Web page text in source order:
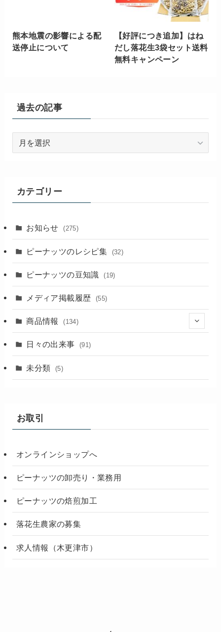
熊本地震の影響による配
送停止について
【好評につき追加】はね
だし落花生3袋セット送料
無料キャンペーン
過去の記事
カテゴリー
お知らせ (275)
ピーナッツのレシピ集 (32)
ピーナッツの豆知識 (19)
メディア掲載履歴 (55)
商品情報 (134)
(18)
日々の出来事 (91)
未分類 (5)
お取引
オンラインショップへ
ピーナッツの卸売り・業務用
ピーナッツの焙煎加工
落花生農家の募集
求人情報（木更津市）